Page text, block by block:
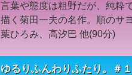
言葉や態度は粗野だが、純粋
描く菊田一夫の名作。順のサ
葉ひろみ、高汐巴 他(90分)
ゆるりふんわりふたり。＃